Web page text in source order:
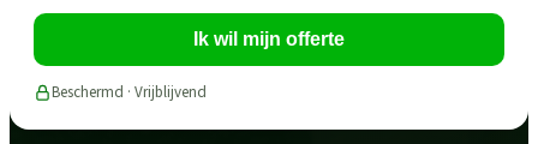
Ik wil mijn offerte
Beschermd · Vrijblijvend